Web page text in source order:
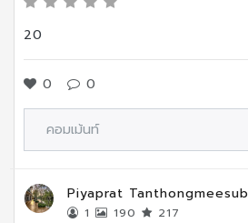
20
0 0
Piyaprat Tanthongmeesub
1 190 217